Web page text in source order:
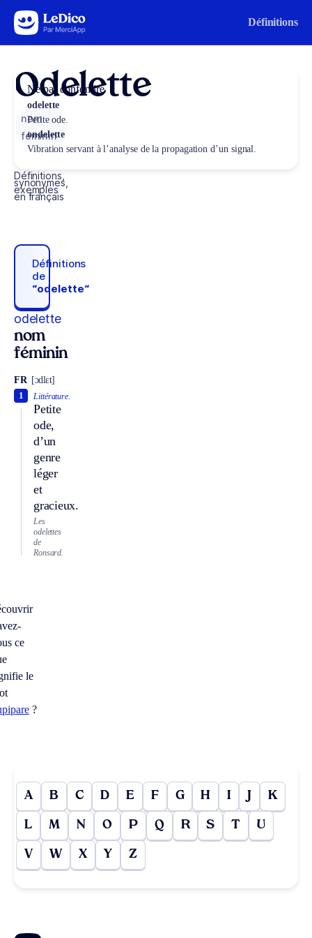
Aller au contenu Définitions
Odelette
nom
féminin
Définitions,
synonymes,
exemples
en français
Définitions
de
“odelette“
odelette
nom
féminin
FR [ɔdlɛt]
Littérature.
Petite
ode,
d’un
genre
léger
et
gracieux.
1
Les
odelettes
de
Ronsard.
ce
le
?
Ne pas confondre
odelette
Petite ode.
ondelette
Vibration servant à l’analyse de la propagation d’un signal.
A B C D E F G H I J K
L M N O P Q R S T U
V W X Y Z